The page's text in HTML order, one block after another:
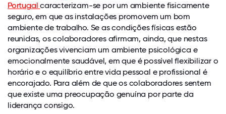
Portugalcaracterizam-se por um ambiente fisicamente
seguro, em que as instalações promovem um bom
ambiente de trabalho. Se as condições físicas estão
reunidas, os colaboradores afirmam, ainda, que nestas
organizações vivenciam um ambiente psicológica e
emocionalmente saudável, em que é possível flexibilizar o
horário e o equilíbrio entre vida pessoal e profissional é
encorajado. Para além de que os colaboradores sentem
que existe uma preocupação genuína por parte da
liderança consigo.